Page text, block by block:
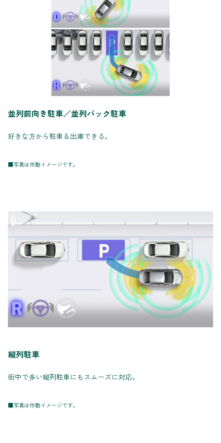
並列前向き駐車／並列バック駐車
好きな方から駐車＆出庫できる。
■写真は作動イメージです。
縦列駐車
街中で多い縦列駐車にもスムーズに対応。
■写真は作動イメージです。